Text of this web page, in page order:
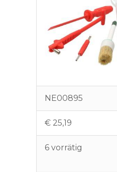
NE00895
€ 25,19
6 vorrätig